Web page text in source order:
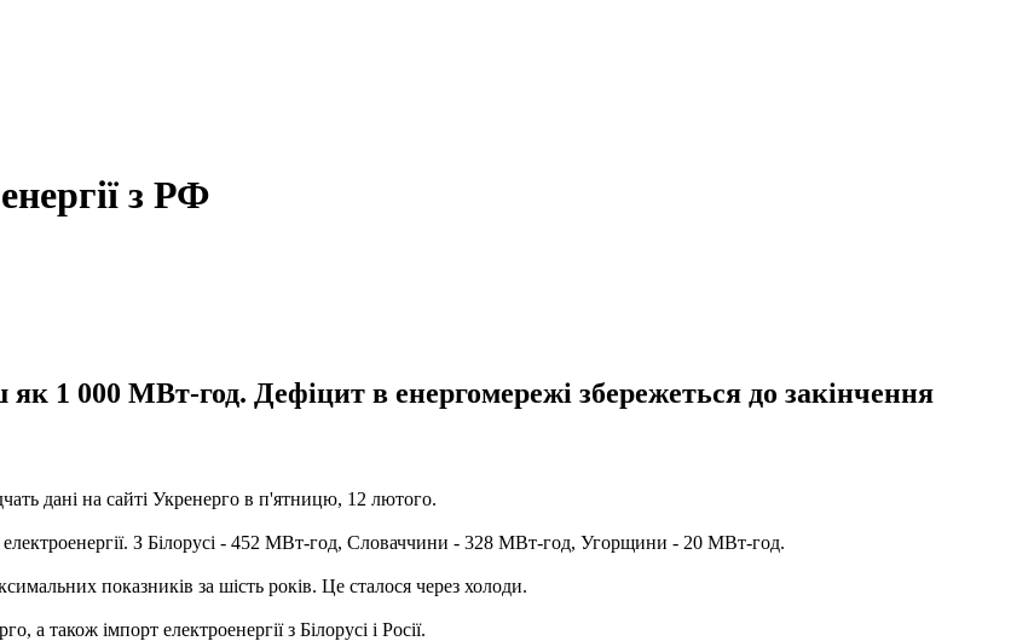
з РФ
1 000 МВт-год. Дефіцит в енергомережі збережеться до закінчення
дані на сайті Укренерго в п'ятницю, 12 лютого.
З Білорусі - 452 МВт-год, Словаччини - 328 МВт-год, Угорщини - 20 МВт-год.
показників за шість років. Це сталося через холоди.
також імпорт електроенергії з Білорусі і Росії.